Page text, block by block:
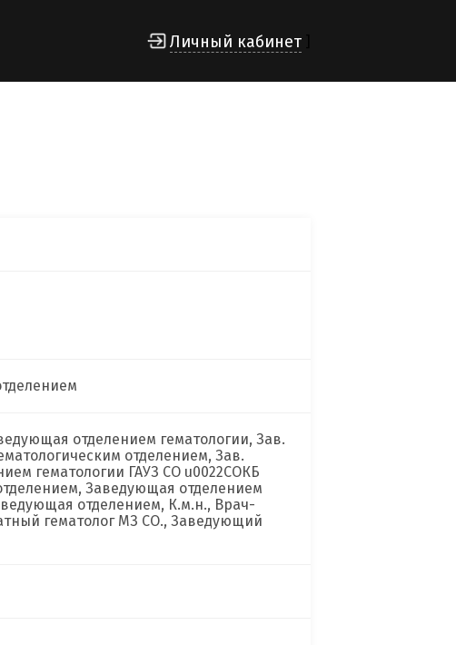
Личный кабинет
отделением гематологии, Зав.
отделением, Зав.
гематологии ГАУЗ СО u0022СОКБ
Заведующая отделением
отделением, К.м.н., Врач-
гематолог МЗ СО., Заведующий